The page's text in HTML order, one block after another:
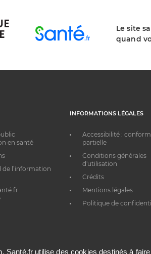
Le site
quand
en santé
de l’information
INFORMATIONS LÉGALES
Accessibilité :
partielle
Conditions générales
d'utilisation
Crédits
Mentions légales
Politique de
Santé.fr utilise des cookies destinés à